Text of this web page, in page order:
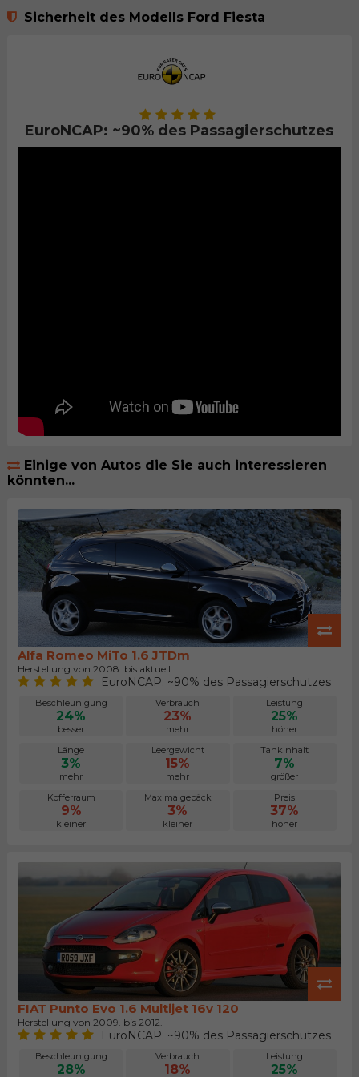
Sicherheit des Modells Ford Fiesta
EuroNCAP: ~90% des Passagierschutzes
Einige von Autos die Sie auch interessieren
könnten...
Alfa Romeo MiTo 1.6 JTDm
Herstellung von 2008. bis aktuell
EuroNCAP: ~90% des Passagierschutzes
Beschleunigung
24%
besser
Verbrauch
23%
mehr
Leistung
25%
höher
Länge
3%
mehr
Leergewicht
15%
mehr
Tankinhalt
7%
größer
Kofferraum
9%
kleiner
Maximalgepäck
3%
kleiner
Preis
37%
höher
FIAT Punto Evo 1.6 Multijet 16v 120
Herstellung von 2009. bis 2012.
EuroNCAP: ~90% des Passagierschutzes
Beschleunigung
28%
Verbrauch
18%
Leistung
25%